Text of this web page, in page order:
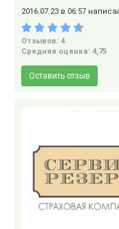
2016.07.23 в 06:57
Отзывов: 4
Средняя оценка: 4,75
Оставить отзыв